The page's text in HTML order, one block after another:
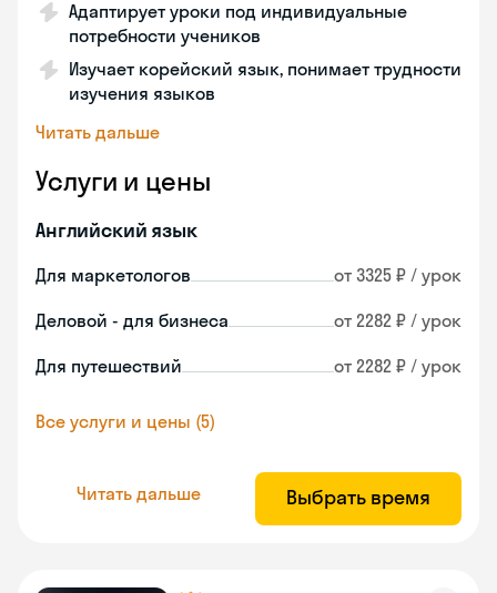
Адаптирует уроки под индивидуальные
потребности учеников
Изучает корейский язык, понимает трудности
изучения языков
Читать дальше
Услуги и цены
Английский язык
Для маркетологов от 3325 ₽ / урок
Деловой - для бизнеса от 2282 ₽ / урок
Для путешествий от 2282 ₽ / урок
Все услуги и цены (5)
Читать дальше Выбрать время